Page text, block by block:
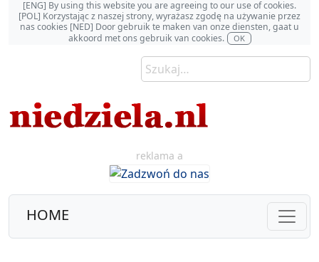
[ENG] By using this website you are agreeing to our use of cookies.
[POL] Korzystając z naszej strony, wyrażasz zgodę na używanie przez
nas cookies [NED] Door gebruik te maken van onze diensten, gaat u
akkoord met ons gebruik van cookies.
OK
reklama a
HOME